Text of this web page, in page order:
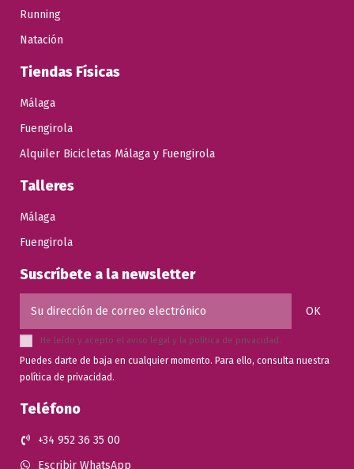
Running
Natación
Tiendas Físicas
Málaga
Fuengirola
Alquiler Bicicletas Málaga y Fuengirola
Talleres
Málaga
Fuengirola
Suscríbete a la newsletter
He leído y acepto el aviso legal y la política de privacidad.
Puedes darte de baja en cualquier momento. Para ello, consulta nuestra
política de privacidad.
Teléfono
+34 952 36 35 00
Escribir WhatsApp